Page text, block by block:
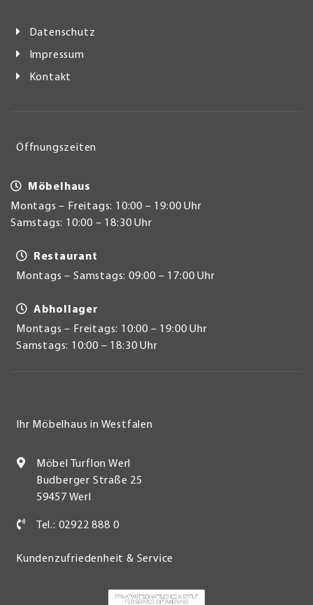
Datenschutz
Impressum
Kontakt
Öffnungszeiten
Möbelhaus
Montags – Freitags: 10:00 – 19:00 Uhr
Samstags: 10:00 – 18:30 Uhr
Restaurant
Montags – Samstags: 09:00 – 17:00 Uhr
Abhollager
Montags – Freitags: 10:00 – 19:00 Uhr
Samstags: 10:00 – 18:30 Uhr
Ihr Möbelhaus in Westfalen
Möbel Turflon Werl
Budberger Straße 25
59457 Werl
Tel.: 02922 888 0
Kundenzufriedenheit & Service